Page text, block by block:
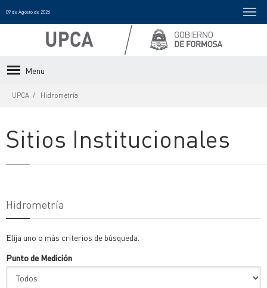
09 de Agosto de 2026
Menu
UPCA Hidrometría
Sitios Institucionales
Hidrometría
Elija uno o más criterios de búsqueda.
Punto de Medición